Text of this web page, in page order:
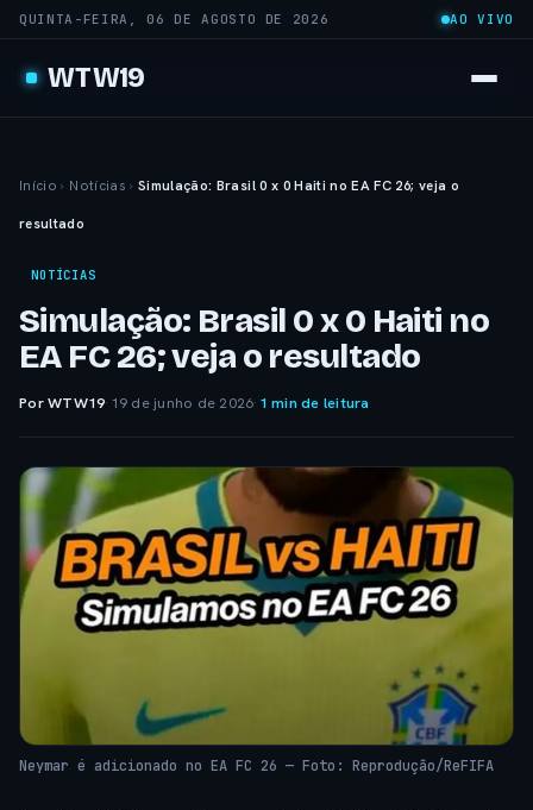
QUINTA-FEIRA, 06 DE AGOSTO DE 2026 AO VIVO
WTW19
Início › Notícias › Simulação: Brasil 0 x 0 Haiti no EA FC 26; veja o
resultado
NOTÍCIAS
Simulação: Brasil 0 x 0 Haiti no
EA FC 26; veja o resultado
Por WTW19· 19 de junho de 2026· 1 min de leitura
Neymar é adicionado no EA FC 26 — Foto: Reprodução/ReFIFA